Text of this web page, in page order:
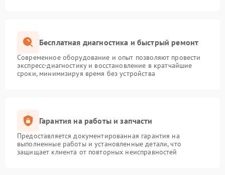
Бесплатная диагностика и быстрый ремонт
Современное оборудование и опыт позволяют провести
экспресс-диагностику и восстановление в кратчайшие
сроки, минимизируя время без устройства
Гарантия на работы и запчасти
Предоставляется документированная гарантия на
выполненные работы и установленные детали, что
защищает клиента от повторных неисправностей